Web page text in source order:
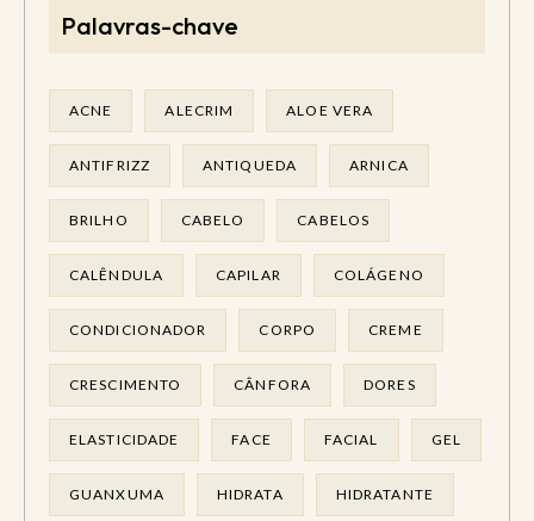
Palavras-chave
ACNE ALECRIM ALOE VERA
ANTIFRIZZ ANTIQUEDA ARNICA
BRILHO CABELO CABELOS
CALÊNDULA CAPILAR COLÁGENO
CONDICIONADOR CORPO CREME
CRESCIMENTO CÂNFORA DORES
ELASTICIDADE FACE FACIAL GEL
GUANXUMA HIDRATA HIDRATANTE